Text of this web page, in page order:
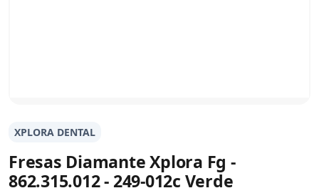
XPLORA DENTAL
Fresas Diamante Xplora Fg -
862.315.012 - 249-012c Verde